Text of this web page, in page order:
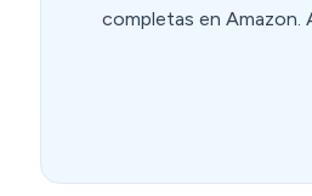
completas en Amazon.